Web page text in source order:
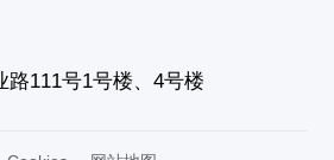
路111号1号楼、4号楼